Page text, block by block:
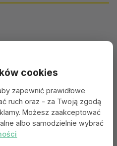
cookies
zapewnić prawidłowe
ruch oraz - za Twoją zgodą
Możesz zaakceptować
albo samodzielnie wybrać